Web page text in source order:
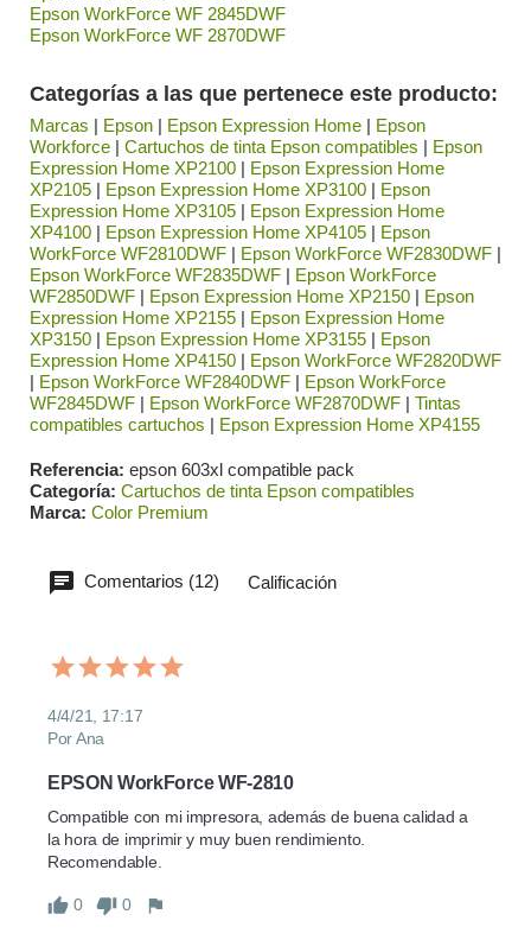
Epson WorkForce WF 2845DWF
Epson WorkForce WF 2870DWF
Categorías a las que pertenece este producto:
Marcas Epson Epson Expression Home
Epson
Workforce
Cartuchos de tinta Epson compatibles
Epson
Expression Home XP2100
Epson Expression Home
XP2105
Epson Expression Home XP3100
Epson
Expression Home XP3105
Epson Expression Home
XP4100
Epson Expression Home XP4105
Epson
WorkForce WF2810DWF
Epson WorkForce WF2830DWF
Epson WorkForce WF2835DWF
Epson WorkForce
WF2850DWF
Epson Expression Home XP2150
Epson
Expression Home XP2155
Epson Expression Home
XP3150
Epson Expression Home XP3155
Epson
Expression Home XP4150
Epson WorkForce WF2820DWF
Epson WorkForce WF2840DWF
Epson WorkForce
WF2845DWF
Epson WorkForce WF2870DWF
Tintas
compatibles cartuchos
Epson Expression Home XP4155
Referencia epson 603xl compatible pack
Categoría Cartuchos de tinta Epson compatibles
Marca Color Premium
Comentarios (12) Calificación
4/4/21, 17:17
Por Ana
EPSON WorkForce WF-2810
Compatible con mi impresora, además de buena calidad a
la hora de imprimir y muy buen rendimiento.
Recomendable.
0 0